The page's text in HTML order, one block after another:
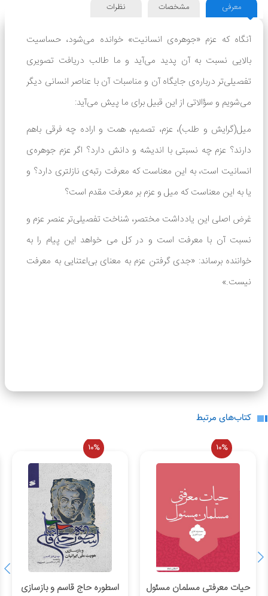
معرفی مشخصات نظرات
آنگاه که عزم «جوهره‌ی انسانیت» خوانده می‌شود، حساسیت
بالایی نسبت به آن پدید می‌آید و ما طالب دریافت تصویری
تفصیلی‌تر درباره‌ی جایگاه آن و مناسبات آن با عناصر انسانی دیگر
می‌شویم و سؤالاتی از این قبیل برای ما پیش می‌آید:
میل(گرایش و طلب)، عزم، تصمیم، همت و اراده چه فرقی باهم
دارند؟ عزم چه نسبتی با اندیشه و دانش دارد؟ اگر عزم جوهره‌ی
انسانیت است، به این معناست که معرفت رتبه‌ی نازلتری دارد؟ و
یا به این معناست که میل و عزم بر معرفت مقدم است؟
غرض اصلی این یادداشت مختصر، شناخت تفصیلی‌تر عنصر عزم و
نسبت آن با معرفت است و در کل می خواهد این پیام را به
خواننده برساند: «جدی گرفتن عزم به معنای بی‌اعتنایی به معرفت
نیست.»
کتاب‌های مرتبط
10%
حیات معرفتی مسلمان مسئول
10%
اسطوره حاج قاسم و بازسازی